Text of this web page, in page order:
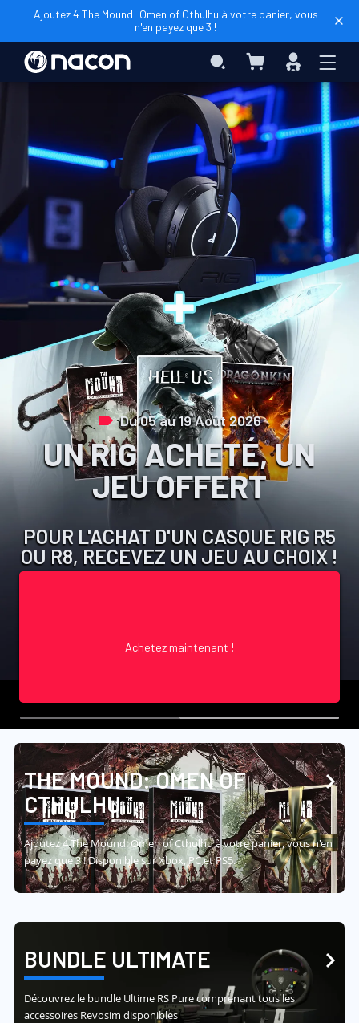
Ajoutez 4 The Mound: Omen of Cthulhu à votre panier, vous
n'en payez que 3 !
RechercherMon panierConnexion
THE MOUND: OMEN OF
CTHULHU
Ajoutez 4 The Mound: Omen of Cthulhu à votre panier, vous n'en
payez que 3 ! Disponible sur Xbox, PC et PS5.
BUNDLE ULTIMATE
Découvrez le bundle Ultime RS Pure comprenant tous les
accessoires Revosim disponibles